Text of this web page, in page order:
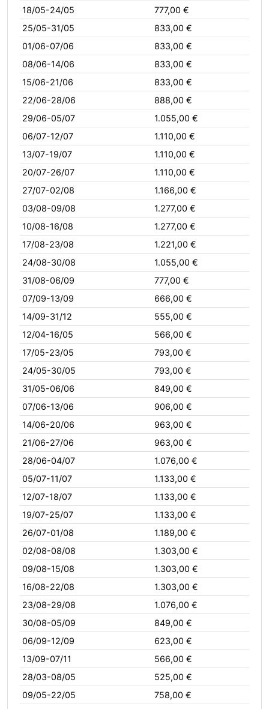
18/05-24/05
777,00 €
25/05-31/05
833,00 €
01/06-07/06
833,00 €
08/06-14/06
833,00 €
15/06-21/06
833,00 €
22/06-28/06
888,00 €
29/06-05/07
1.055,00 €
06/07-12/07
1.110,00 €
13/07-19/07
1.110,00 €
20/07-26/07
1.110,00 €
27/07-02/08
1.166,00 €
03/08-09/08
1.277,00 €
10/08-16/08
1.277,00 €
17/08-23/08
1.221,00 €
24/08-30/08
1.055,00 €
31/08-06/09
777,00 €
07/09-13/09
666,00 €
14/09-31/12
555,00 €
12/04-16/05
566,00 €
17/05-23/05
793,00 €
24/05-30/05
793,00 €
31/05-06/06
849,00 €
07/06-13/06
906,00 €
14/06-20/06
963,00 €
21/06-27/06
963,00 €
28/06-04/07
1.076,00 €
05/07-11/07
1.133,00 €
12/07-18/07
1.133,00 €
19/07-25/07
1.133,00 €
26/07-01/08
1.189,00 €
02/08-08/08
1.303,00 €
09/08-15/08
1.303,00 €
16/08-22/08
1.303,00 €
23/08-29/08
1.076,00 €
30/08-05/09
849,00 €
06/09-12/09
623,00 €
13/09-07/11
566,00 €
28/03-08/05
525,00 €
09/05-22/05
758,00 €